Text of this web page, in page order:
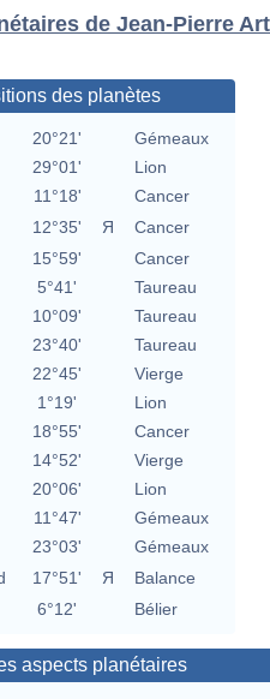
de Jean-Pierre
des planètes
20°21'
Gémeaux
29°01'
Lion
11°18'
Cancer
12°35' Я
Cancer
15°59'
Cancer
5°41'
Taureau
10°09'
Taureau
23°40'
Taureau
22°45'
Vierge
1°19'
Lion
18°55'
Cancer
14°52'
Vierge
20°06'
Lion
11°47'
Gémeaux
23°03'
Gémeaux
17°51' Я
Balance
6°12' Bélier
aspects planétaires